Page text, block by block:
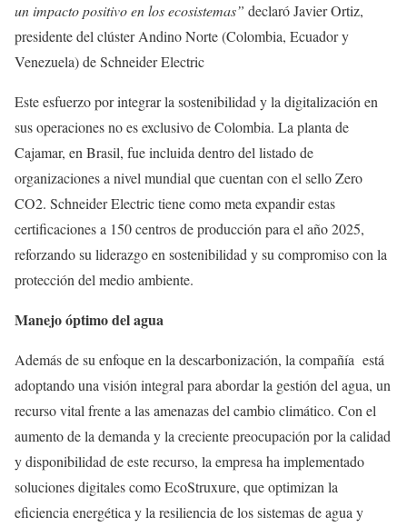
un impacto positivo en los ecosistemas” declaró Javier Ortiz,
presidente del clúster Andino Norte (Colombia, Ecuador y
Venezuela) de Schneider Electric
Este esfuerzo por integrar la sostenibilidad y la digitalización en
sus operaciones no es exclusivo de Colombia. La planta de
Cajamar, en Brasil, fue incluida dentro del listado de
organizaciones a nivel mundial que cuentan con el sello Zero
CO2. Schneider Electric tiene como meta expandir estas
certificaciones a 150 centros de producción para el año 2025,
reforzando su liderazgo en sostenibilidad y su compromiso con la
protección del medio ambiente.
Manejo óptimo del agua
Además de su enfoque en la descarbonización, la compañía está
adoptando una visión integral para abordar la gestión del agua, un
recurso vital frente a las amenazas del cambio climático. Con el
aumento de la demanda y la creciente preocupación por la calidad
y disponibilidad de este recurso, la empresa ha implementado
soluciones digitales como EcoStruxure, que optimizan la
eficiencia energética y la resiliencia de los sistemas de agua y